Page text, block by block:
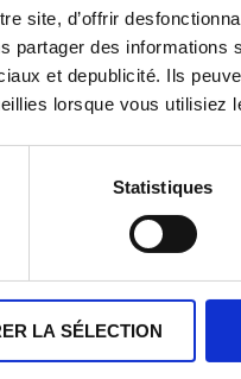
site, d’offrir
partager des informations
et depublicité. Ils
lorsque vous utilisiez
Statistiques
LA SÉLECTION
CIM!
études sur l'audience
des médias
par le CIM.